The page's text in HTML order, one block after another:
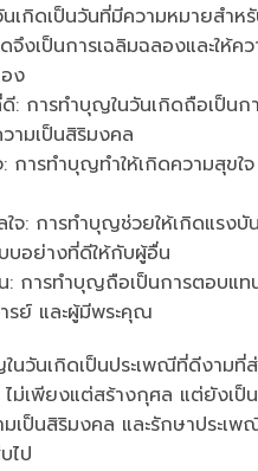
เกิดเป็นวันที่มีความหมายสำห
จึงเป็นการเฉลิมฉลองและให้ค
ง
ดี: การทำบุญในวันเกิดถือเป็นก
ามเป็นสิริมงคล
การทำบุญทำให้เกิดความสุขใ
จ: การทำบุญช่วยให้เกิดแรงบั
บอย่างที่ดีให้กับผู้อื่น
: การทำบุญถือเป็นการตอบ
รย์ และผู้มีพระคุณ
นวันเกิดเป็นประเพณีที่ดีงามที่
ม่เพียงแต่สร้างกุศล แต่ยังเป็
เป็นสิริมงคล และรักษาประเ
ไป